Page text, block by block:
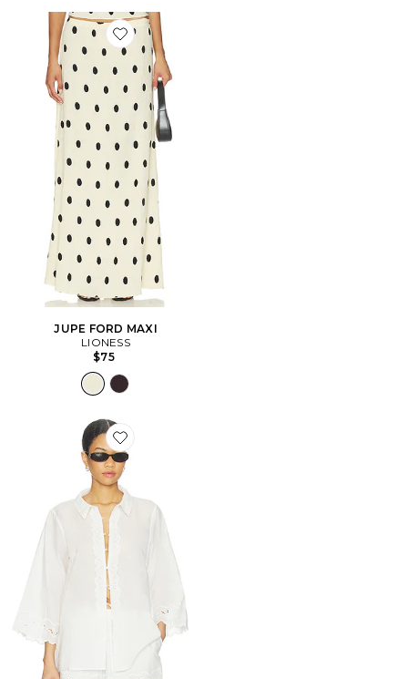
Favorite JUPE FORD MAXI
JUPE FORD MAXI
LIONESS
$75
Favorite Aleria Cotton Shirt With Trim